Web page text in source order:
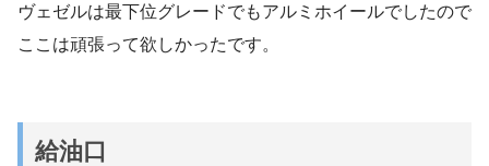
ヴェゼルは最下位グレードでもアルミホイールでしたので
ここは頑張って欲しかったです。
給油口